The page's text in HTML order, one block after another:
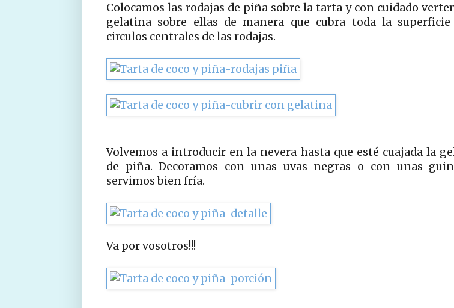
Colocamos las rodajas de piña sobre la tarta y con cuidado
gelatina sobre ellas de manera que cubra toda la
circulos centrales de las rodajas.
Volvemos a introducir en la nevera hasta que esté cuajada la
de piña. Decoramos con unas uvas negras o con unas
servimos bien fría.
Va por vosotros!!!